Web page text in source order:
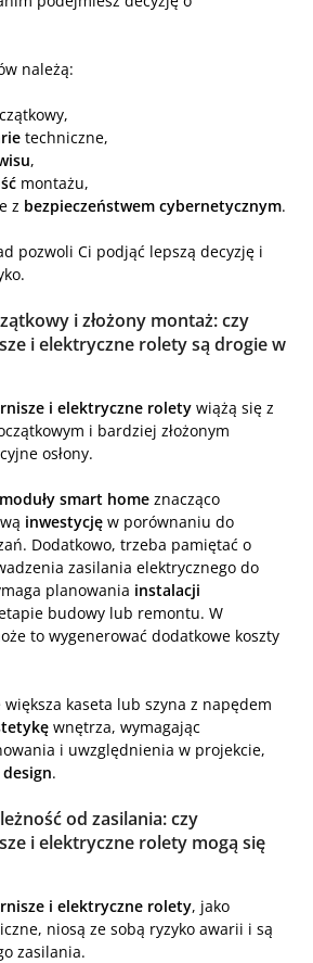
należą:
techniczne,
,
montażu,
z bezpieczeństwem cybernetycznym.
pozwoli Ci podjąć lepszą decyzję i
i złożony montaż: czy
i elektryczne rolety są drogie w
i elektryczne rolety wiążą się z
i bardziej złożonym
osłony.
smart home znacząco
inwestycję w porównaniu do
Dodatkowo, trzeba pamiętać o
zasilania elektrycznego do
planowania instalacji
budowy lub remontu. W
to wygenerować dodatkowe koszty
kaseta lub szyna z napędem
wnętrza, wymagając
i uwzględnienia w projekcie,
design.
od zasilania: czy
i elektryczne rolety mogą się
i elektryczne rolety, jako
niosą ze sobą ryzyko awarii i są
zasilania.